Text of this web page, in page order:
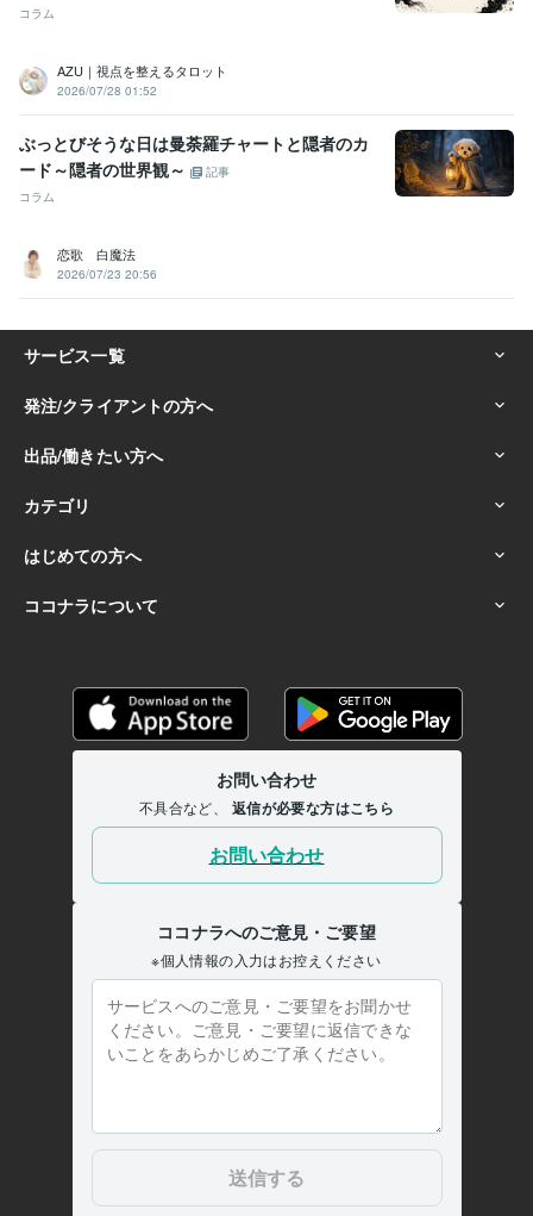
コラム
AZU｜視点を整えるタロット
2026/07/28 01:52
ぶっとびそうな日は曼荼羅チャートと隠者のカ
ード～隠者の世界観～
記事
コラム
恋歌 白魔法
2026/07/23 20:56